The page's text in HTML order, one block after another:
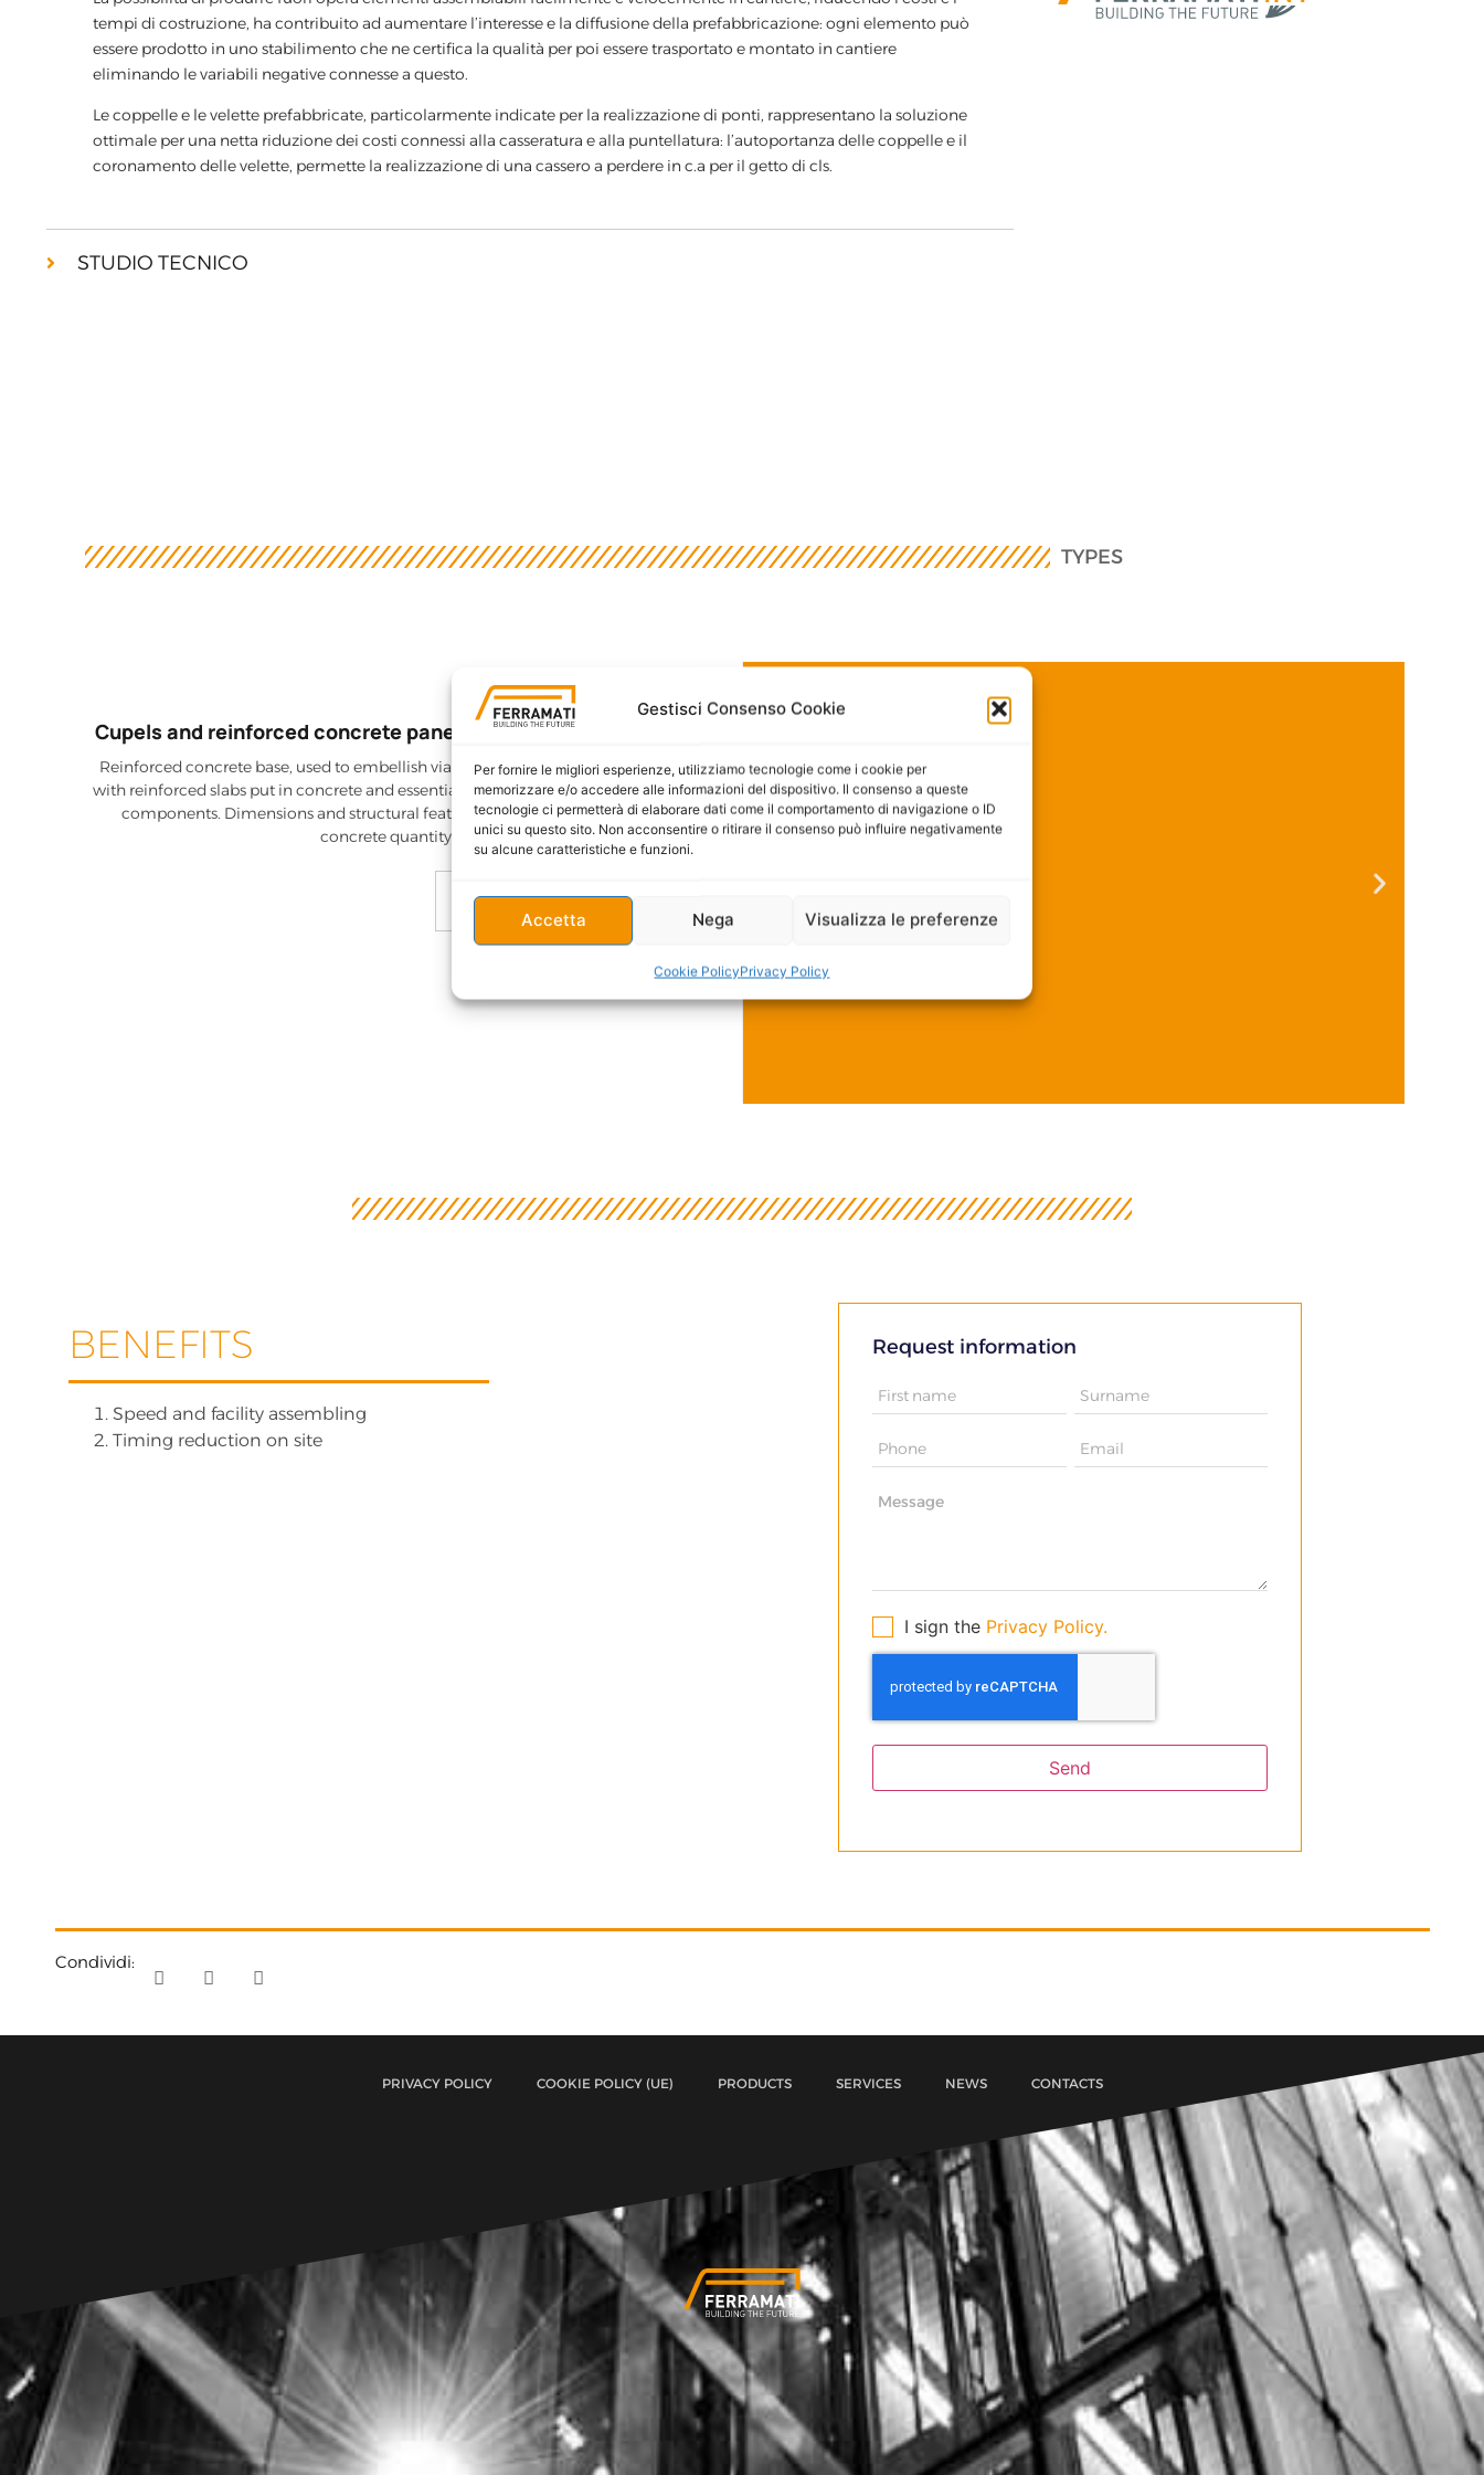
Gestisci Consenso Cookie
Per fornire le migliori esperienze, utilizziamo tecnologie come i cookie per
memorizzare e/o accedere alle informazioni del dispositivo. Il consenso a queste
tecnologie ci permetterà di elaborare dati come il comportamento di navigazione o ID
unici su questo sito. Non acconsentire o ritirare il consenso può influire negativamente
su alcune caratteristiche e funzioni.
Accetta Nega Visualizza le preferenze
Cookie PolicyPrivacy Policy
tempi di costruzione, ha contribuito ad aumentare l’interesse e la diffusione della prefabbricazione: ogni elemento può
essere prodotto in uno stabilimento che ne certifica la qualità per poi essere trasportato e montato in cantiere
eliminando le variabili negative connesse a questo.
Le coppelle e le velette prefabbricate, particolarmente indicate per la realizzazione di ponti, rappresentano la soluzione
ottimale per una netta riduzione dei costi connessi alla casseratura e alla puntellatura: l’autoportanza delle coppelle e il
coronamento delle velette, permette la realizzazione di una cassero a perdere in c.a per il getto di cls.
STUDIO TECNICO
TYPES
Cupels and reinforced concrete panels - UNI-EN 15050:2012
Reinforced concrete base, used to embellish viaducts and bridges, is equipped
with reinforced slabs put in concrete and essential to be anchored to horizontal
components. Dimensions and structural features ( thickness and reinforced
concrete quantity ) are set by the designer/client.
DATA SHEET (PDF)
BENEFITS
Speed and facility assembling
Timing reduction on site
Request information
I sign the Privacy Policy.
Send
Condividi:
PRIVACY POLICY COOKIE POLICY (UE) PRODUCTS SERVICES NEWS CONTACTS